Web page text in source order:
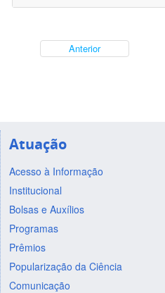
Anterior
Atuação
Acesso à Informação
Institucional
Bolsas e Auxílios
Programas
Prêmios
Popularização da Ciência
Comunicação